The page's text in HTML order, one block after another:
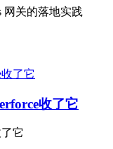
网关的落地实践
收了它
它